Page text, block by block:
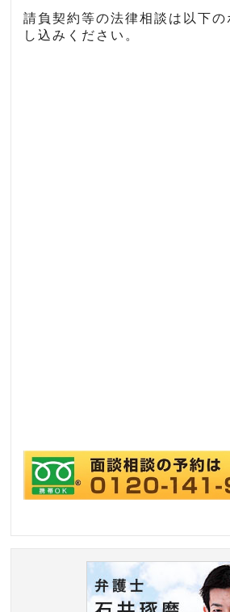
請負契約等の法律相談は以下の
し込みください。